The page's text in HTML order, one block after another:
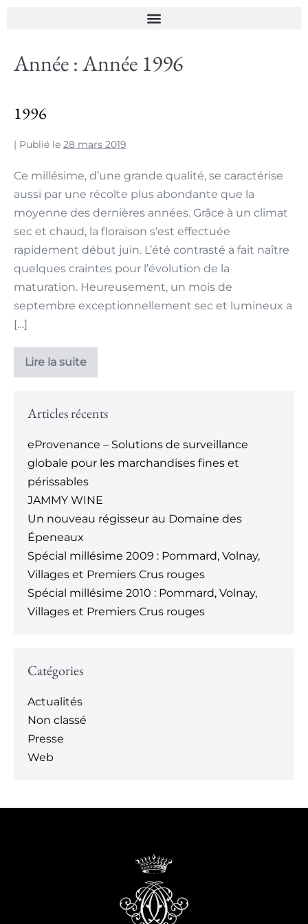
Année :Année 1996
1996
| Publié le 28 mars 2019
Ce millésime, d’une grande qualité, se caractérise
aussi par une récolte plus abondante que la
moyenne des dernières années. Grâce à un climat
sec et chaud, la floraison s’est effectuée
rapidement début juin. L’été contrasté a fait naître
quelques craintes pour l’évolution de la
maturation. Heureusement, un mois de
septembre exceptionnellement sec et lumineux a
[…]
Lire la suite
Articles récents
eProvenance – Solutions de surveillance
globale pour les marchandises fines et
périssables
JAMMY WINE
Un nouveau régisseur au Domaine des
Épeneaux
Spécial millésime 2009 : Pommard, Volnay,
Villages et Premiers Crus rouges
Spécial millésime 2010 : Pommard, Volnay,
Villages et Premiers Crus rouges
Catégories
Actualités
Non classé
Presse
Web